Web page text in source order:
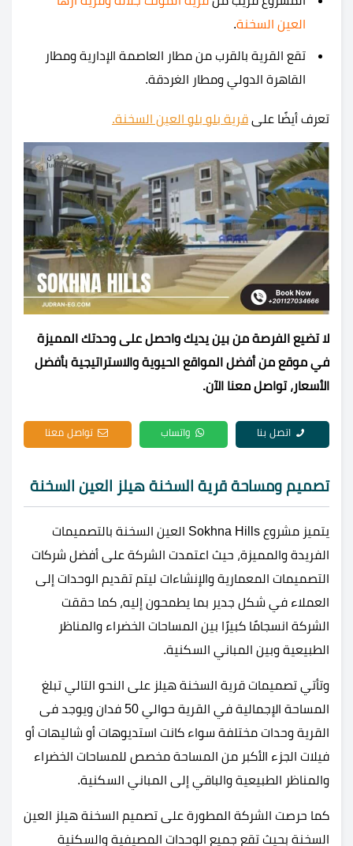
العين السخنة.
تقع القرية بالقرب من مطار العاصمة الإدارية ومطار
القاهرة الدولي ومطار الغردقة.
تعرف أيضًا على قرية بلو بلو العين السخنة.
لا تضيع الفرصة من بين يديك واحصل على وحدتك المميزة
في موقع من أفضل المواقع الحيوية والاستراتيجية بأفضل
الأسعار، تواصل معنا الآن.
اتصل بنا واتساب تواصل معنا
تصميم ومساحة قرية السخنة هيلز العين السخنة
يتميز مشروع Sokhna Hills العين السخنة بالتصميمات
الفريدة والمميزة، حيث اعتمدت الشركة على أفضل شركات
التصميمات المعمارية والإنشاءات ليتم تقديم الوحدات إلى
العملاء في شكل جدير بما يطمحون إليه، كما حققت
الشركة انسجامًا كبيرًا بين المساحات الخضراء والمناظر
الطبيعية وبين المباني السكنية.
وتأتي تصميمات قرية السخنة هيلز على النحو التالي تبلغ
المساحة الإجمالية في القرية حوالي 50 فدان ويوجد فى
القرية وحدات مختلفة سواء كانت استديوهات أو شاليهات أو
فيلات الجزء الأكبر من المساحة مخصص للمساحات الخضراء
والمناظر الطبيعية والباقي إلى المباني السكنية.
كما حرصت الشركة المطورة على تصميم السخنة هيلز العين
السخنة بحيث تقع جميع الوحدات المصيفية والسكنية